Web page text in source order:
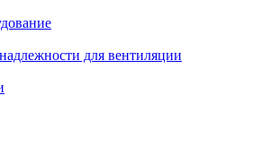
для вентиляции